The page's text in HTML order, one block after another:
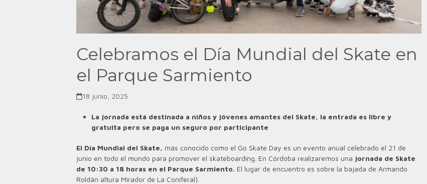
Celebramos el Día Mundial del Skate en
el Parque Sarmiento
18 junio, 2025
La jornada está destinada a niños y jóvenes amantes del Skate, la entrada es libre y
gratuita pero se paga un seguro por participante
El Día Mundial del Skate, más conocido como el Go Skate Day es un evento anual celebrado el 21 de
junio en todo el mundo para promover el skateboarding. En Córdoba realizaremos una jornada de Skate
de 10:30 a 18 horas en el Parque Sarmiento. El lugar de encuentro es sobre la bajada de Armando
Roldán altura Mirador de La Coniferal).